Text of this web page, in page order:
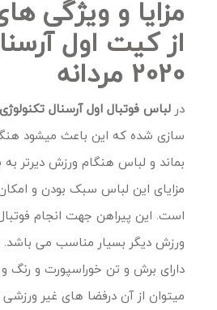
مزایا و ویژگی
از کیت اول
2020 مردانه
در لباس فوتبال اول آرسنال تکنولوژی
سازی شده که این باعث میشود
بماند و لباس هنگام ورزش دیرتر به
مزایای این لباس سبک بودن و
است. این پیراهن جهت انجام
ورزش دیگر بسیار مناسب می
دارای برش و تن خوراسپورت و رنگ و
میتوان از آن درفضا های غیر